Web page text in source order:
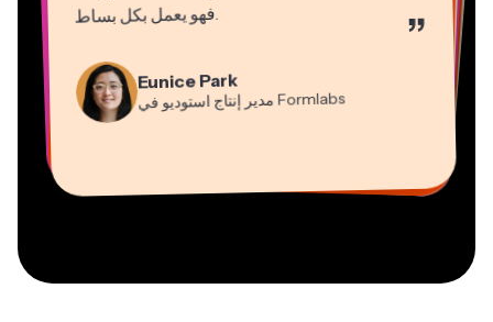
. ”
Eunice Park
مدير إنتاج استوديو في Formlabs
Vannesia Darby
Grant Taleck
شريك مؤسس في
شريك مدير في
Kerry-lee Farla
صانع فيديوYouTube
مدير المحتوى
Martin James
Heidi Rae
التعليم
Natasha Ball
Mitch Rawlings
Dina Segovia
عامل مستقل افتراضي